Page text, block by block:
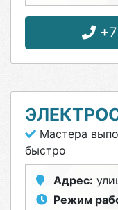
+7
Мастера
быстро
Адрес:
Режим